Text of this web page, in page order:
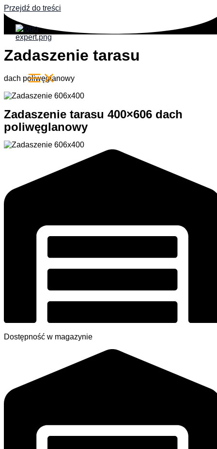
Przejdź do treści
Zadaszenie tarasu
dach poliwęglanowy
Zadaszenie tarasu 400×606 dach
poliwęglanowy
Dostępność w magazynie